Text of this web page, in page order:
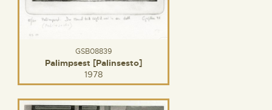
GSB08839
Palimpsest [Palinsesto]
1978